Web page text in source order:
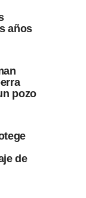
años
pozo
de